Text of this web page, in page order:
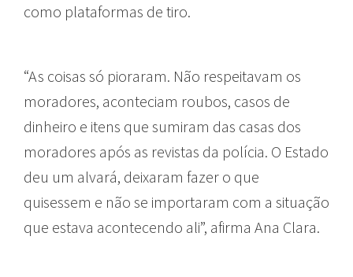
como plataformas de tiro.
“As coisas só pioraram. Não respeitavam os
moradores, aconteciam roubos, casos de
dinheiro e itens que sumiram das casas dos
moradores após as revistas da polícia. O Estado
deu um alvará, deixaram fazer o que
quisessem e não se importaram com a situação
que estava acontecendo ali”, afirma Ana Clara.